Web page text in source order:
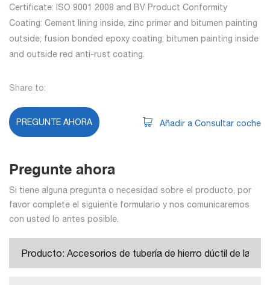
Certificate: ISO 9001 2008 and BV Product Conformity
Coating: Cement lining inside, zinc primer and bitumen painting
outside; fusion bonded epoxy coating; bitumen painting inside
and outside red anti-rust coating.
Share to:
PREGUNTE AHORA Añadir a Consultar coche
Pregunte ahora
Si tiene alguna pregunta o necesidad sobre el producto, por
favor complete el siguiente formulario y nos comunicaremos
con usted lo antes posible.